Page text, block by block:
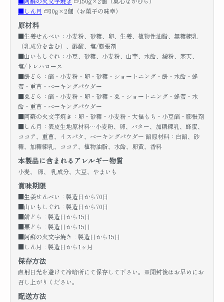
■しん月
30g×2個（お菓子の味幸）
原材料
■生姜せんべい：小麦粉、砂糖、卵、生姜、植物性油脂、無糖練乳
（乳成分を含む）、酢酸、塩/膨張剤
■山いもしぐれ：小豆、砂糖、小麦粉、山芋、水飴、澱粉、寒天、
塩/トレハロース
■餅どら：餡・小麦粉・卵・砂糖・ショートニング・餅・水飴・蜂
蜜・重曹・ベーキングパウダー
■栗どら：餡・小麦粉・卵・砂糖・栗・ショートニング・蜂蜜・水
飴・重曹・ベーキングパウダー
■阿蘇の火文字焼き：卵・砂糖・小麦粉・大福もち・小豆餡・膨張剤
■しん月：表皮生地原材料…小麦粉、卵、バター、加糖練乳、蜂蜜、
ココア、重曹、イスパタ、ベーキングパウダー 餡原材料：白餡、砂
糖、加糖練乳、ココア、植物油脂、水飴、卵黄、香料
本製品に含まれるアレルギー物質
小麦、 卵、 乳成分、大豆、やまいも
賞味期限
■生姜せんべい：製造日から70日
■山いもしぐれ：製造日から70日
■餅どら：製造日から15日
■栗どら：製造日から15日
■阿蘇の火文字焼き：製造日から15日
■しん月：製造日から1ヶ月
保存方法
直射日光を避けて冷暗所にて保存して下さい。※開封後はお早めにお
召し上がりください。
配送方法